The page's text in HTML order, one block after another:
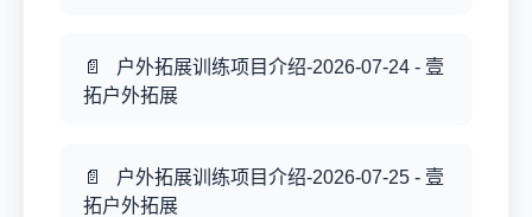
户外拓展训练项目介绍-2026-07-24 - 壹
拓户外拓展
户外拓展训练项目介绍-2026-07-25 - 壹
拓户外拓展